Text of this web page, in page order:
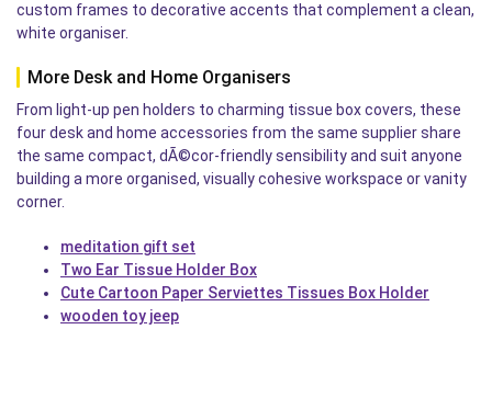
custom frames to decorative accents that complement a clean,
white organiser.
More Desk and Home Organisers
From light-up pen holders to charming tissue box covers, these
four desk and home accessories from the same supplier share
the same compact, dÃ©cor-friendly sensibility and suit anyone
building a more organised, visually cohesive workspace or vanity
corner.
meditation gift set
Two Ear Tissue Holder Box
Cute Cartoon Paper Serviettes Tissues Box Holder
wooden toy jeep